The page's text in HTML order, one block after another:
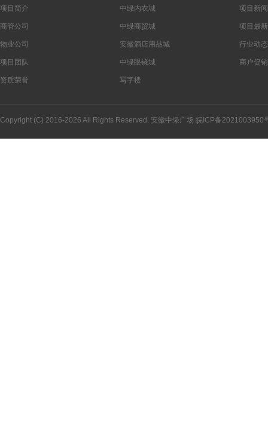
项目简介
商管公司
物业公司
项目团队
资质荣誉
中绿内衣城
中绿商贸城
安徽酒店用品城
中绿眼镜城
写字楼
项目新闻
项目最
行业动态
商户促销
Copyright (C) 2016-2026 All Rights Reserved. 安徽中绿广场 皖ICP备2021003950